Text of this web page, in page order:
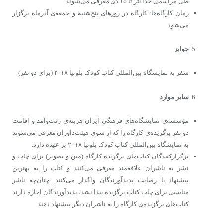
زمان کارگاه‌ها: کارگاه در روزهای پنج‌شنبه و جمعه‌ی ‌آذرماه برگزار
می‌شود.
جوایز
سفر به نمایشگاه بین‌المللی کتاب کودک بلونیا ۲۰۱۸ (برای دو نفر)
سایر موارد
مؤسسه‌ی نمایشگاه‌های فرهنگی ایران هزینه‌ی رفت‌وآمد و اقامت
دو نفر برگزیده‌ی کارگاه را که از سوی هیئت‌داوران معرفی می‌شوند
به نمایشگاه بین‌المللی کتاب کودک بلونیا ۲۰۱۸ بر عهده دارد.
برگزارکنندگان کتاب‌های برگزیده کارگاه (متن و تصویر) برای چاپ و
نشر به ناشران علاقه‌مند معرفی می‌کنند و کتاب را به بهترین
پیشنهاد با رضایت پدیدآورندگان واگذار می‌کنند. چنان‌چه ناشر
مناسبی برای چاپ کتاب برگزیده پیدا نشد، پدیدآورندگان اجازه دارند
کتاب‌های برگزیده‌ی کارگاه را به ناشران دیگر پیشنهاد دهند.